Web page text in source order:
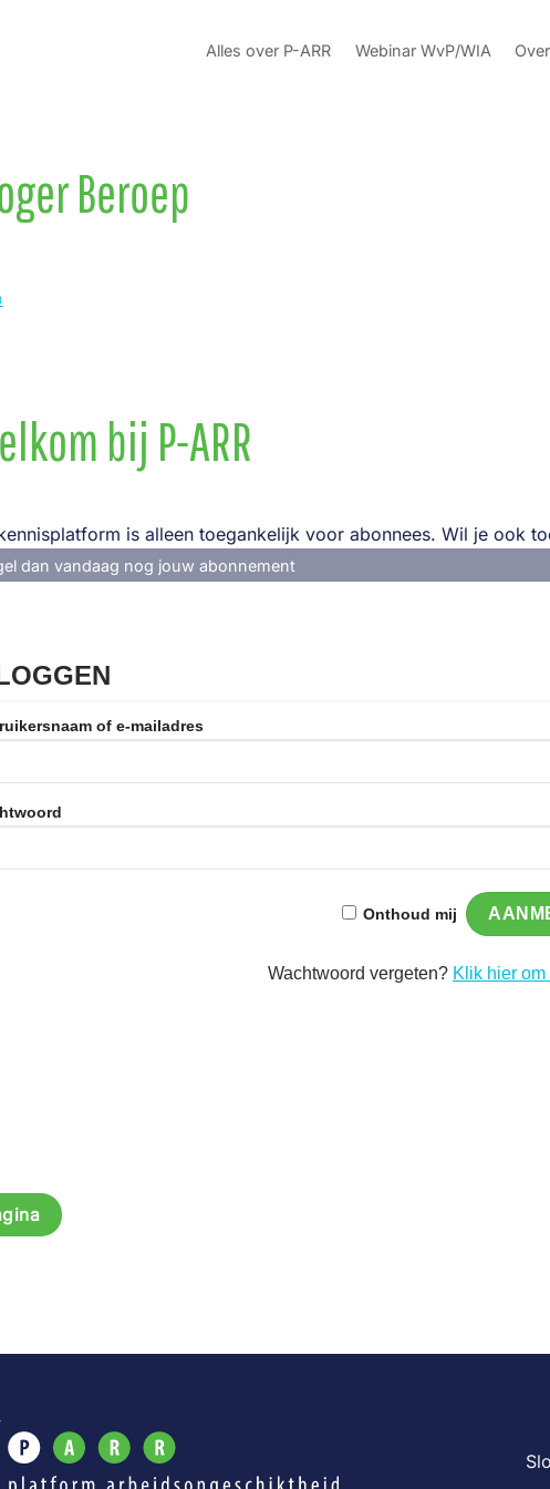
Alles over P-ARR Webinar WvP/WIA
Beroep
bij P-ARR
is alleen toegankelijk voor abonnees. Wil je ook
dan vandaag nog jouw abonnement
of e-mailadres
Onthoud mij
Wachtwoord vergeten? Klik hier om